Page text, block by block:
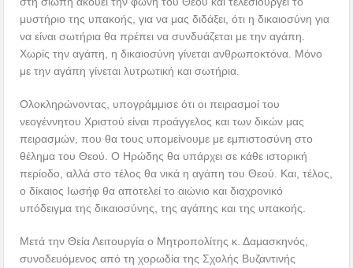
μυστήριο της υπακοής, για να μας διδάξει, ότι η δικαιοσύνη για
να είναι σωτήρια θα πρέπει να συνδυάζεται με την αγάπη.
Χωρίς την αγάπη, η δικαιοσύνη γίνεται ανθρωποκτόνα. Μόνο
με την αγάπη γίνεται λυτρωτική και σωτήρια.
Ολοκληρώνοντας, υπογράμμισε ότι οι πειρασμοί του
νεογέννητου Χριστού είναι προάγγελος και των δικών μας
πειρασμών, που θα τους υπομείνουμε με εμπιστοσύνη στο
θέλημα του Θεού. Ο Ηρώδης θα υπάρχει σε κάθε ιστορική
περίοδο, αλλά στο τέλος θα νικά η αγάπη του Θεού. Και, τέλος,
ο δίκαιος Ιωσήφ θα αποτελεί το αιώνιο και διαχρονικό
υπόδειγμα της δικαιοσύνης, της αγάπης και της υπακοής.
Μετά την Θεία Λειτουργία ο Μητροπολίτης κ. Δαμασκηνός,
συνοδευόμενος από τη χορωδία της Σχολής Βυζαντινής